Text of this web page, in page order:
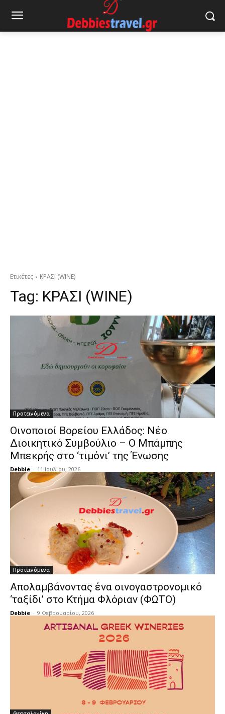
Ετικέτες ΚΡΑΣΙ (WINE)
Tag: ΚΡΑΣΙ (WINE)
Προτεινόμενα
Οινοποιοί Βορείου Ελλάδος: Νέο
Διοικητικό Συμβούλιο – Ο Μπάμπης
Μπεκρής στο ‘τιμόνι’ της Ένωσης
Debbie - 11 Ιουλίου, 2026
Προτεινόμενα
Απολαμβάνοντας ένα οινογαστρονομικό
‘ταξίδι’ στο Κτήμα Φλόριαν (ΦΩΤΟ)
Debbie - 9 Φεβρουαρίου, 2026